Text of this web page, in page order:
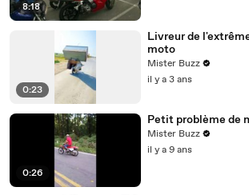
8:18
0:23
Livreur de
moto
Mister Buzz
il y a 3 ans
0:26
Petit problème de
Mister Buzz
il y a 9 ans